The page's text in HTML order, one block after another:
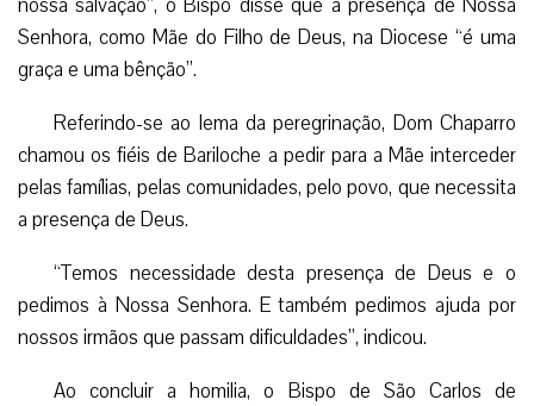
Senhora, como Mãe do Filho de Deus, na Diocese “é uma
graça e uma bênção”.
Referindo-se ao lema da peregrinação, Dom Chaparro
chamou os fiéis de Bariloche a pedir para a Mãe interceder
pelas famílias, pelas comunidades, pelo povo, que necessita
a presença de Deus.
“Temos necessidade desta presença de Deus e o
pedimos à Nossa Senhora. E também pedimos ajuda por
nossos irmãos que passam dificuldades”, indicou.
Ao concluir a homilia, o Bispo de São Carlos de